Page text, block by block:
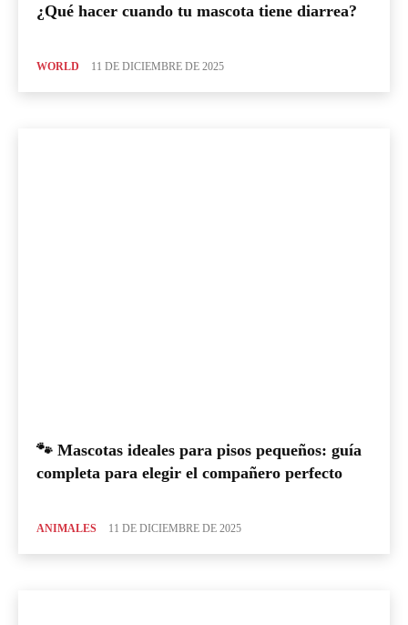
¿Qué hacer cuando tu mascota tiene diarrea?
WORLD 11 DE DICIEMBRE DE 2025
🐾 Mascotas ideales para pisos pequeños: guía
completa para elegir el compañero perfecto
ANIMALES 11 DE DICIEMBRE DE 2025